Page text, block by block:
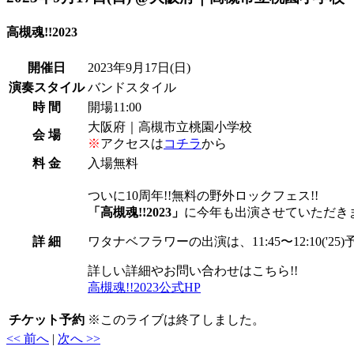
高槻魂!!2023
開催日 2023年9月17日 (日)
演奏スタイル バンドスタイル
時 間
開場11:00
会 場
大阪府｜高槻市立桃園小学校
※アクセスはコチラから
料 金
入場無料
詳 細
ついに10周年!!無料の野外ロックフェス!!
「高槻魂!!2023」 に今年も出演させていただき
ワタナベフラワーの出演は、11:45〜12:10('25)
詳しい詳細やお問い合わせはこちら!!
高槻魂!!2023公式HP
チケット予約 ※ このライブは終了しました。
<< 前へ | 次へ >>